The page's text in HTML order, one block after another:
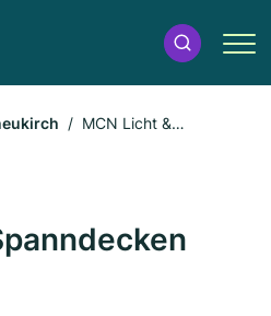
MCN Licht &